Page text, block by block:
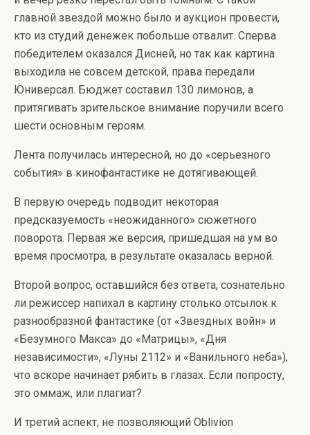
главной звездой можно было и аукцион провести,
кто из студий денежек побольше отвалит. Сперва
победителем оказался Дисней, но так как картина
выходила не совсем детской, права передали
Юниверсал. Бюджет составил 130 лимонов, а
притягивать зрительское внимание поручили всего
шести основным героям.
Лента получилась интересной, но до «серьезного
события» в кинофантастике не дотягивающей.
В первую очередь подводит некоторая
предсказуемость «неожиданного» сюжетного
поворота. Первая же версия, пришедшая на ум во
время просмотра, в результате оказалась верной.
Второй вопрос, оставшийся без ответа, сознательно
ли режиссер напихал в картину столько отсылок к
разнообразной фантастике (от «Звездных войн» и
«Безумного Макса» до «Матрицы», «Дня
независимости», «Луны 2112» и «Ванильного неба»),
что вскоре начинает рябить в глазах. Если попросту,
это оммаж, или плагиат?
И третий аспект, не позволяющий Oblivion